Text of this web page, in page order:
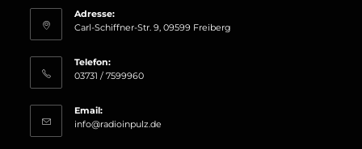
Adresse:
Carl-Schiffner-Str. 9, 09599 Freiberg
Telefon:
03731 / 7599960
Email:
info@radioinpulz.de